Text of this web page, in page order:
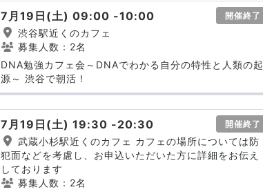
7月19日(土) 09:00 -10:00 開催終了
渋谷駅近くのカフェ
募集人数：2名
DNA勉強カフェ会～DNAでわかる自分の特性と人類の起
源～ 渋谷で朝活！
7月19日(土) 19:30 -20:30 開催終了
武蔵小杉駅近くのカフェ カフェの場所については防
犯面などを考慮し、お申込いただいた方に詳細をお伝え
しております
募集人数：2名